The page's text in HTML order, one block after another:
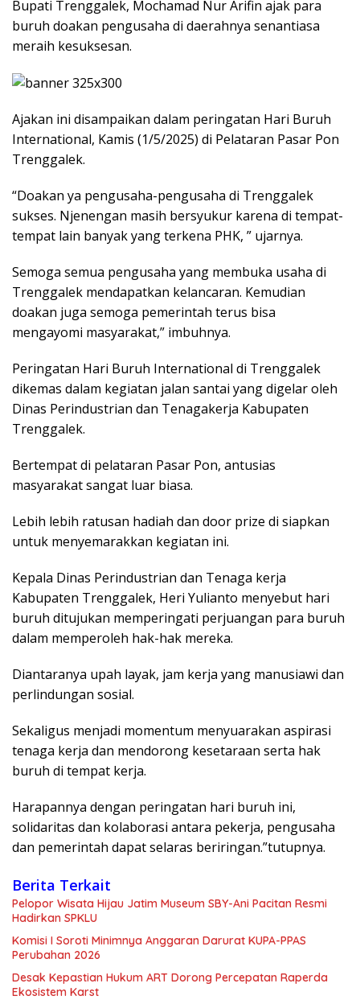
Bupati Trenggalek, Mochamad Nur Arifin ajak para
buruh doakan pengusaha di daerahnya senantiasa
meraih kesuksesan.
Ajakan ini disampaikan dalam peringatan Hari Buruh
International, Kamis (1/5/2025) di Pelataran Pasar Pon
Trenggalek.
“Doakan ya pengusaha-pengusaha di Trenggalek
sukses. Njenengan masih bersyukur karena di tempat-
tempat lain banyak yang terkena PHK, ” ujarnya.
Semoga semua pengusaha yang membuka usaha di
Trenggalek mendapatkan kelancaran. Kemudian
doakan juga semoga pemerintah terus bisa
mengayomi masyarakat,” imbuhnya.
Peringatan Hari Buruh International di Trenggalek
dikemas dalam kegiatan jalan santai yang digelar oleh
Dinas Perindustrian dan Tenagakerja Kabupaten
Trenggalek.
Bertempat di pelataran Pasar Pon, antusias
masyarakat sangat luar biasa.
Lebih lebih ratusan hadiah dan door prize di siapkan
untuk menyemarakkan kegiatan ini.
Kepala Dinas Perindustrian dan Tenaga kerja
Kabupaten Trenggalek, Heri Yulianto menyebut hari
buruh ditujukan memperingati perjuangan para buruh
dalam memperoleh hak-hak mereka.
Diantaranya upah layak, jam kerja yang manusiawi dan
perlindungan sosial.
Sekaligus menjadi momentum menyuarakan aspirasi
tenaga kerja dan mendorong kesetaraan serta hak
buruh di tempat kerja.
Harapannya dengan peringatan hari buruh ini,
solidaritas dan kolaborasi antara pekerja, pengusaha
dan pemerintah dapat selaras beriringan.”tutupnya.
Berita Terkait
Pelopor Wisata Hijau Jatim Museum SBY-Ani Pacitan Resmi
Hadirkan SPKLU
Komisi I Soroti Minimnya Anggaran Darurat KUPA-PPAS
Perubahan 2026
Desak Kepastian Hukum ART Dorong Percepatan Raperda
Ekosistem Karst